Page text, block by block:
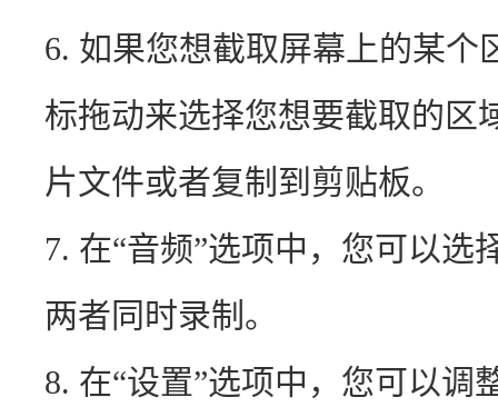
6. 如果您想截取屏幕上的某个
标拖动来选择您想要截取的区
片文件或者复制到剪贴板。
7. 在“音频”选项中，您可以
两者同时录制。
8. 在“设置”选项中，您可以